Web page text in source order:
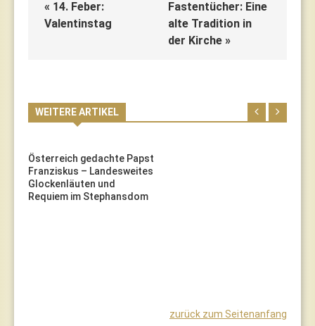
« 14. Feber:
Valentinstag
Fastentücher: Eine
alte Tradition in
der Kirche »
WEITERE ARTIKEL
Österreich gedachte Papst
Franziskus – Landesweites
Glockenläuten und
Requiem im Stephansdom
zurück zum Seitenanfang